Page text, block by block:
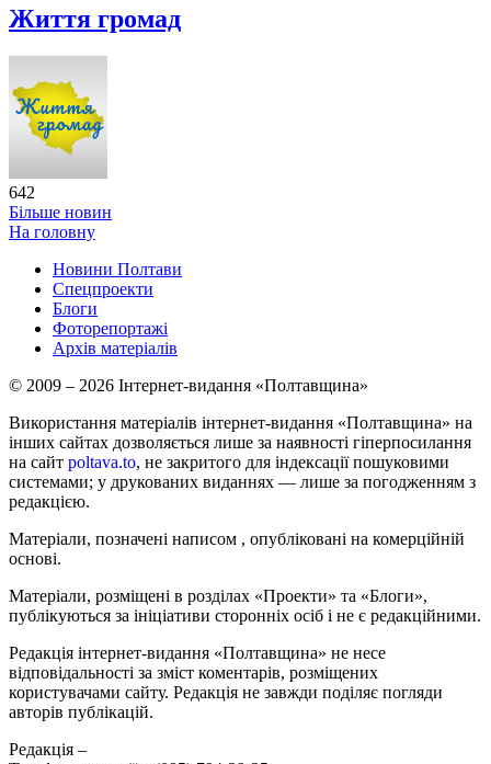
Життя громад
642
Більше новин
На головну
Новини Полтави
Спецпроекти
Блоги
Фоторепортажі
Архів матеріалів
© 2009 – 2026 Інтернет-видання «Полтавщина»
Використання матеріалів інтернет-видання «Полтавщина» на
інших сайтах дозволяється лише за наявності гіперпосилання
на сайт poltava.to, не закритого для індексації пошуковими
системами; у друкованих виданнях — лише за погодженням з
редакцією.
Матеріали, позначені написом , опубліковані на комерційній
основі.
Матеріали, розміщені в розділах «Проекти» та «Блоги»,
публікуються за ініціативи сторонніх осіб і не є редакційними.
Редакція інтернет-видання «Полтавщина» не несе
відповідальності за зміст коментарів, розміщених
користувачами сайту. Редакція не завжди поділяє погляди
авторів публікацій.
Редакція –